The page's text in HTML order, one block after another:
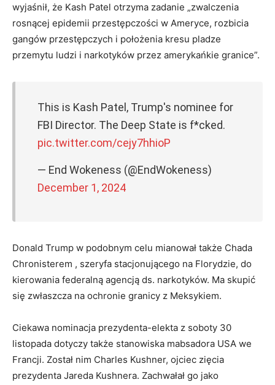
wyjaśnił, że Kash Patel otrzyma zadanie „zwalczenia
rosnącej epidemii przestępczości w Ameryce, rozbicia
gangów przestępczych i położenia kresu pladze
przemytu ludzi i narkotyków przez amerykańkie granice”.
This is Kash Patel, Trump's nominee for
FBI Director. The Deep State is f*cked.
pic.twitter.com/cejy7hhioP
— End Wokeness (@EndWokeness)
December 1, 2024
Donald Trump w podobnym celu mianował także Chada
Chronisterem , szeryfa stacjonującego na Florydzie, do
kierowania federalną agencją ds. narkotyków. Ma skupić
się zwłaszcza na ochronie granicy z Meksykiem.
Ciekawa nominacja prezydenta-elekta z soboty 30
listopada dotyczy także stanowiska mabsadora USA we
Francji. Został nim Charles Kushner, ojciec zięcia
prezydenta Jareda Kushnera. Zachwałał go jako